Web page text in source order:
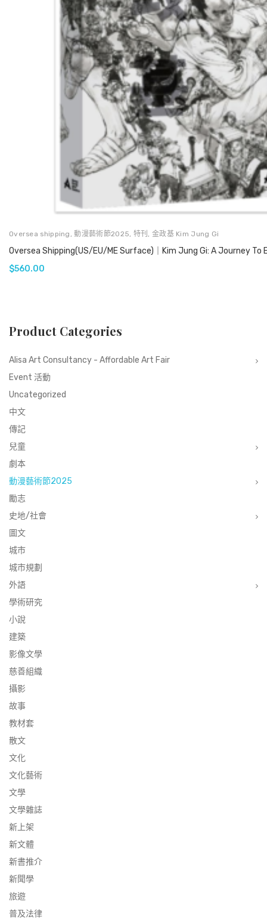
Oversea shipping ,動漫藝術節2025, 特刊 , 金政基 Kim Jung Gi
Oversea Shipping(US/EU/ME Surface)｜Kim Jung Gi: A Journey To
$560.00
Product Categories
Alisa Art Consultancy - Affordable Art Fair
Event 活動
Uncategorized
中文
傳記
兒童
劇本
動漫藝術節2025
勵志
史地/社會
圖文
城市
城市規劃
外語
學術研究
小說
建築
影像文學
慈善組織
攝影
故事
教材套
散文
文化
文化藝術
文學
文學雜誌
新上架
新文體
新書推介
新聞學
旅遊
普及法律